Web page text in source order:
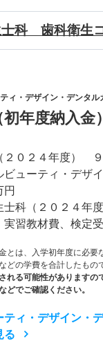
士科 歯科衛生
ィ・デザイン・デンタル
年度納入金）
０２４年度） ９
ューティ・デザ
円
科（２０２４年
実習教材費、検定
とは、入学初年度に必要
どの学費を合計したもの
れる可能性がありますの
どでご確認ください。
ティ・デザイン・
る